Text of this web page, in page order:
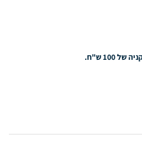
100 ש"ח.